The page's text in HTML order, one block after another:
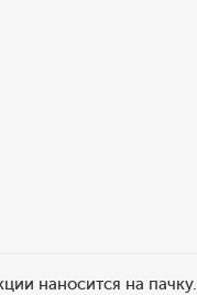
наносится на пачку.